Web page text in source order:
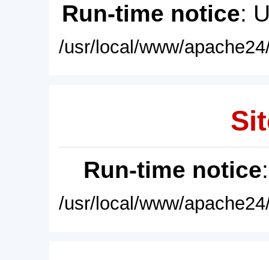
Run-time notice:
/usr/local/www/
Run-time notice
/usr/local/www/